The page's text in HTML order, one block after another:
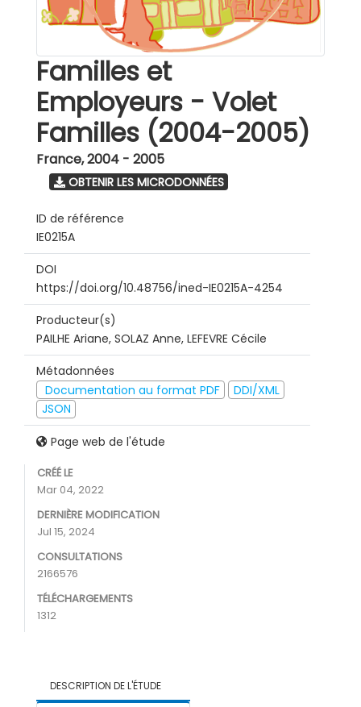
Familles et
Employeurs - Volet
Familles (2004-2005)
France,2004 - 2005
OBTENIR LES MICRODONNÉES
ID de référence
IE0215A
DOI
https://doi.org/10.48756/ined-IE0215A-4254
Producteur(s)
PAILHE Ariane, SOLAZ Anne, LEFEVRE Cécile
Métadonnées
Documentation au format PDF
DDI/XML
JSON
Page web de l'étude
CRÉÉ LE
Mar 04, 2022
DERNIÈRE MODIFICATION
Jul 15, 2024
CONSULTATIONS
2166576
TÉLÉCHARGEMENTS
1312
DESCRIPTION DE L'ÉTUDE